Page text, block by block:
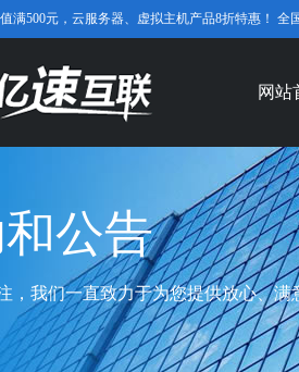
满500元，云服务器、虚拟主机产品8折特惠！ 全
网站
公告
，我们一直致力于为您提供放心、满